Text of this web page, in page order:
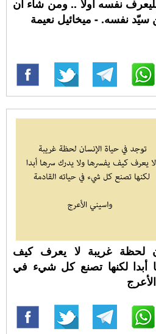
نفسه اولاً .. ومن شاء أن
سيّد نفسه. - ميخائيل نعيمة
لحظة غريبة لا يعرف كيف
أبدا لكنها تصنع كل شيء في